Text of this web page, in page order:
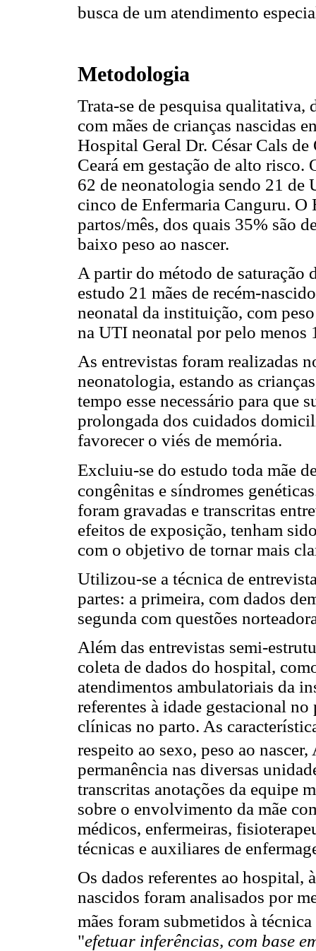
busca de um atendimento
Metodologia
Trata-se de pesquisa
com mães de crianças nascidas
Hospital Geral Dr. César Cals
Ceará em gestação de alto
62 de neonatologia sendo 21
cinco de Enfermaria Canguru.
partos/mês, dos quais 35% são
baixo peso ao nascer.
A partir do método de saturação
estudo 21 mães de recém-
neonatal da instituição, com
na UTI neonatal por pelo menos
As entrevistas foram realizadas
neonatologia, estando as
tempo esse necessário para que
prolongada dos cuidados
favorecer o viés de memória.
Excluiu-se do estudo toda mãe
congênitas e síndromes
foram gravadas e transcritas
efeitos de exposição, tenham
com o objetivo de tornar mais
Utilizou-se a técnica de
partes: a primeira, com dados
segunda com questões
Além das entrevistas semi-
coleta de dados do hospital,
atendimentos ambulatoriais da
referentes à idade gestacional
clínicas no parto. As
respeito ao sexo, peso ao nascer,
permanência nas diversas
transcritas anotações da equipe
sobre o envolvimento da mãe
médicos, enfermeiras,
técnicas e auxiliares de
Os dados referentes ao hospital,
nascidos foram analisados por
mães foram submetidos à
"efetuar inferências, com base